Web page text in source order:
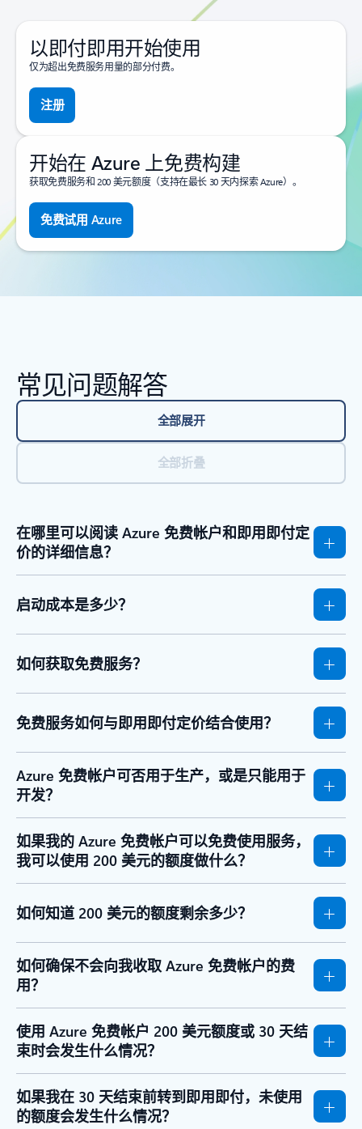
以即付即用开始使用
仅为超出免费服务用量的部分付费。
注册
开始在 Azure 上免费构建
获取免费服务和 200 美元额度（支持在最长 30 天内探索 Azure）。
免费试用 Azure
常见问题解答
全部展开
全部折叠
在哪里可以阅读 Azure 免费帐户和即用即付定
价的详细信息？
启动成本是多少？
如何获取免费服务？
免费服务如何与即用即付定价结合使用？
Azure 免费帐户可否用于生产，或是只能用于
开发？
如果我的 Azure 免费帐户可以免费使用服务，
我可以使用 200 美元的额度做什么？
如何知道 200 美元的额度剩余多少？
如何确保不会向我收取 Azure 免费帐户的费
用？
使用 Azure 免费帐户 200 美元额度或 30 天结
束时会发生什么情况？
如果我在 30 天结束前转到即用即付，未使用
的额度会发生什么情况？